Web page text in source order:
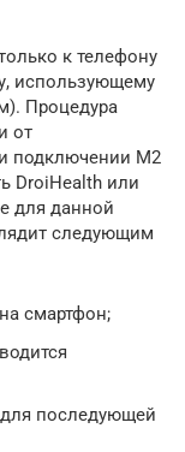
к телефону
использующему
Процедура
от
подключении М2
DroiHealth или
для данной
следующим
смартфон;
для последующей